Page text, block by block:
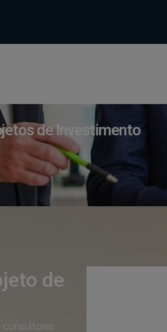
de Investimento
de
consultores